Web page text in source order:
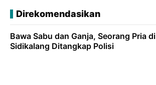
Direkomendasikan
Bawa Sabu dan Ganja, Seorang Pria di
Sidikalang Ditangkap Polisi